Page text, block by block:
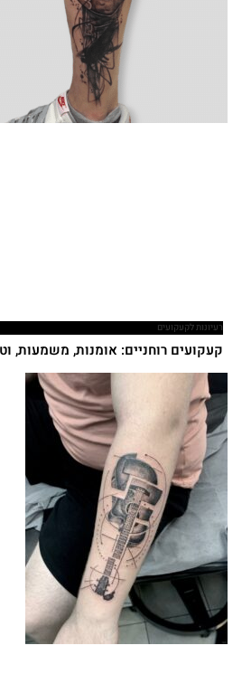
רעיונות לקעקועים
קעקועים רוחניים: אומנות, משמעות,